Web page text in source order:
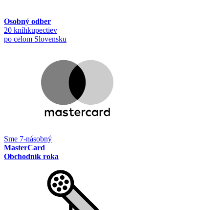
Osobný odber
20 kníhkupectiev
po celom Slovensku
Sme 7-násobný
MasterCard
Obchodník roka